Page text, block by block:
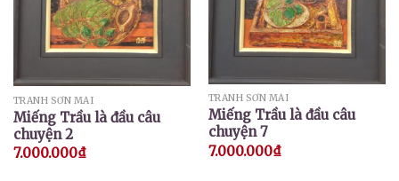
TRANH SƠN MÀI
Miếng Trầu là đầu câu
chuyện 2
7.000.000₫
TRANH SƠN MÀI
Miếng Trầu là đầu câu
chuyện 7
7.000.000₫